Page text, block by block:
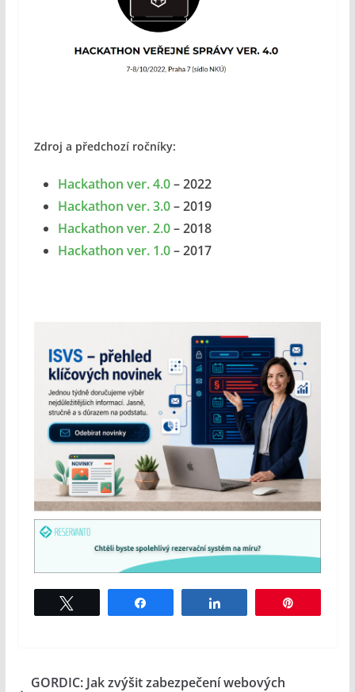
Zdroj a předchozí ročníky:
Hackathon ver. 4.0– 2022
Hackathon ver. 3.0– 2019
Hackathon ver. 2.0– 2018
Hackathon ver. 1.0– 2017
GORDIC: Jak zvýšit zabezpečení webových